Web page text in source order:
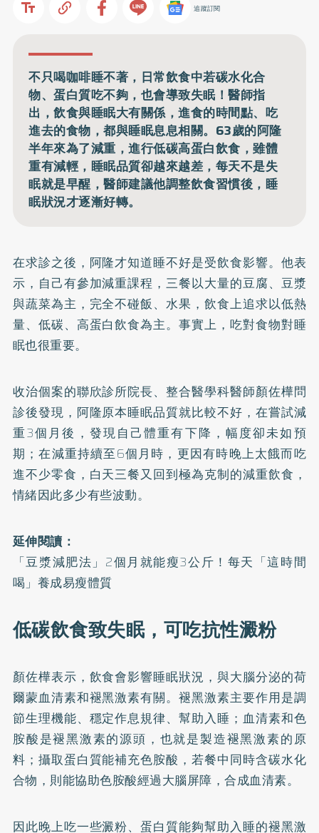
追蹤訂閱
不只喝咖啡睡不著，日常飲食中若碳水化合
物、蛋白質吃不夠，也會導致失眠！醫師指
出，飲食與睡眠大有關係，進食的時間點、吃
進去的食物，都與睡眠息息相關。63歲的阿隆
半年來為了減重，進行低碳高蛋白飲食，雖體
重有減輕，睡眠品質卻越來越差，每天不是失
眠就是早醒，醫師建議他調整飲食習慣後，睡
眠狀況才逐漸好轉。
在求診之後，阿隆才知道睡不好是受飲食影響。他表
示，自己有參加減重課程，三餐以大量的豆腐、豆漿
與蔬菜為主，完全不碰飯、水果，飲食上追求以低熱
量、低碳、高蛋白飲食為主。事實上，吃對食物對睡
眠也很重要。
收治個案的聯欣診所院長、整合醫學科醫師顏佐樺問
診後發現，阿隆原本睡眠品質就比較不好，在嘗試減
重3個月後，發現自己體重有下降，幅度卻未如預
期；在減重持續至6個月時，更因有時晚上太餓而吃
進不少零食，白天三餐又回到極為克制的減重飲食，
情緒因此多少有些波動。
延伸閱讀：
「豆漿減肥法」2個月就能瘦3公斤！每天「這時間
喝」養成易瘦體質
低碳飲食致失眠，可吃抗性澱粉
顏佐樺表示，飲食會影響睡眠狀況，與大腦分泌的荷
爾蒙血清素和褪黑激素有關。褪黑激素主要作用是調
節生理機能、穩定作息規律、幫助入睡；血清素和色
胺酸是褪黑激素的源頭，也就是製造褪黑激素的原
料；攝取蛋白質能補充色胺酸，若餐中同時含碳水化
合物，則能協助色胺酸經過大腦屏障，合成血清素。
因此晚上吃一些澱粉、蛋白質能夠幫助入睡的褪黑激